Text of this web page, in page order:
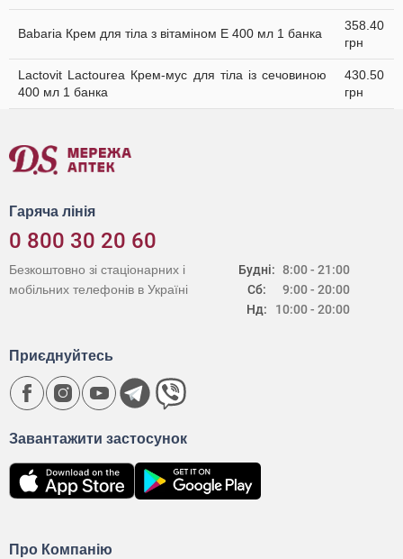
Babaria Крем для тіла з вітаміном Е 400 мл 1 банка
358.40
грн
Lactovit Lactourea Крем-мус для тіла із сечовиною
400 мл 1 банка
430.50
грн
Гаряча лінія
0 800 30 20 60
Будні:
Сб:
Нд:
8:00 - 21:00
9:00 - 20:00
10:00 - 20:00
Безкоштовно зі стаціонарних і
мобільних телефонів в Україні
Про Компанію
Завантажити застосунок
Приєднуйтесь